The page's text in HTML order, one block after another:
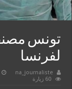
تونس
لفرنسا
na_journaliste
60 زيارة